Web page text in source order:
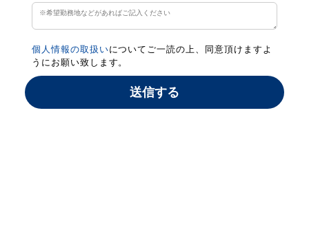
個人情報の取扱いについてご一読の上、同意頂けますよ
うにお願い致します。